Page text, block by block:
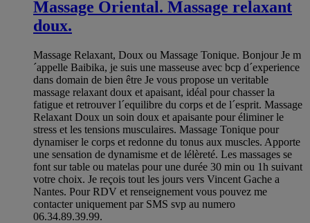
Massage Oriental. Massage relaxant
doux.
Massage Relaxant, Doux ou Massage Tonique. Bonjour Je m
´appelle Baibika, je suis une masseuse avec bcp d´experience
dans domain de bien être Je vous propose un veritable
massage relaxant doux et apaisant, idéal pour chasser la
fatigue et retrouver l´equilibre du corps et de l´esprit. Massage
Relaxant Doux un soin doux et apaisante pour éliminer le
stress et les tensions musculaires. Massage Tonique pour
dynamiser le corps et redonne du tonus aux muscles. Apporte
une sensation de dynamisme et de lélèreté. Les massages se
font sur table ou matelas pour une durée 30 min ou 1h suivant
votre choix. Je reçois tout les jours vers Vincent Gache a
Nantes. Pour RDV et renseignement vous pouvez me
contacter uniquement par SMS svp au numero
06.34.89.39.99.